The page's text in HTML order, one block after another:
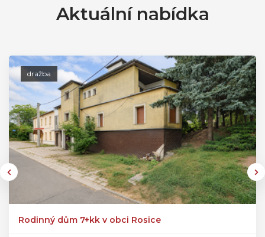
Aktuální nabídka
dražba
Rodinný dům 7+kk v obci Rosice